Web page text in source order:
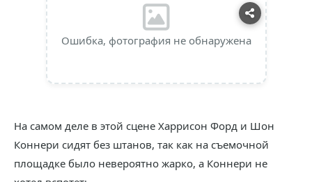
Ошибка, фотография не обнаружена
На самом деле в этой сцене Харрисон Форд и Шон
Коннери сидят без штанов, так как на съемочной
площадке было невероятно жарко, а Коннери не